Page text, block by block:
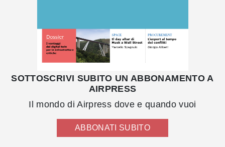
SOTTOSCRIVI SUBITO UN ABBONAMENTO A
AIRPRESS
Il mondo di Airpress dove e quando vuoi
ABBONATI SUBITO